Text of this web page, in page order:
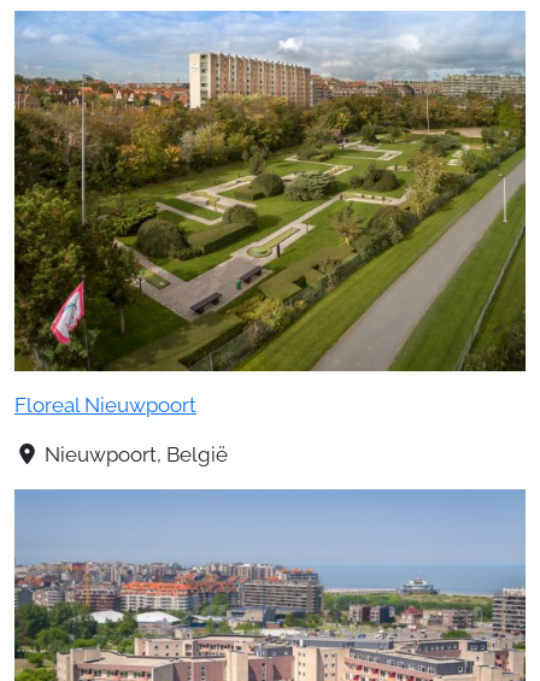
Floreal Nieuwpoort
Nieuwpoort, België